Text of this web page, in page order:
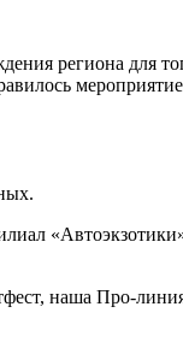
региона для
наша Про-